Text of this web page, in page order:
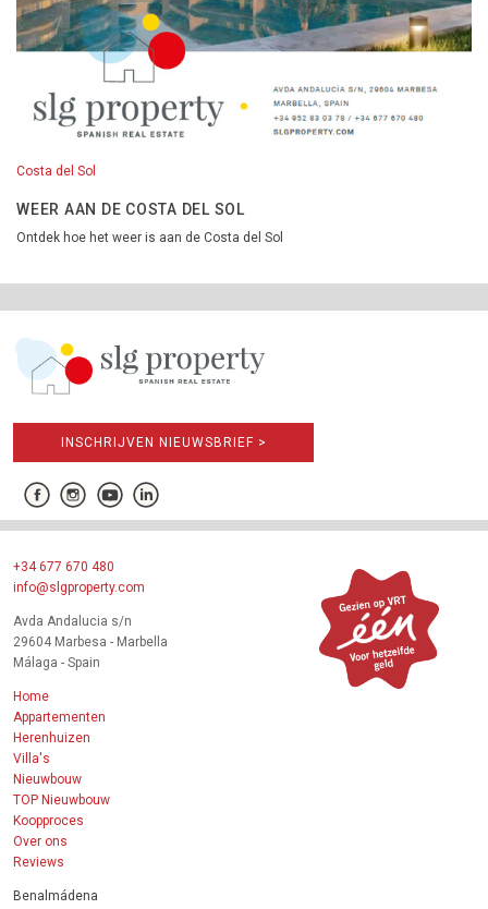
Costa del Sol
WEER AAN DE COSTA DEL SOL
Ontdek hoe het weer is aan de Costa del Sol
INSCHRIJVEN NIEUWSBRIEF >
+34 677 670 480
info@slgproperty.com
Avda Andalucia s/n
29604 Marbesa - Marbella
Málaga - Spain
Home
Appartementen
Herenhuizen
Villa's
Nieuwbouw
TOP Nieuwbouw
Koopproces
Over ons
Reviews
Benalmádena